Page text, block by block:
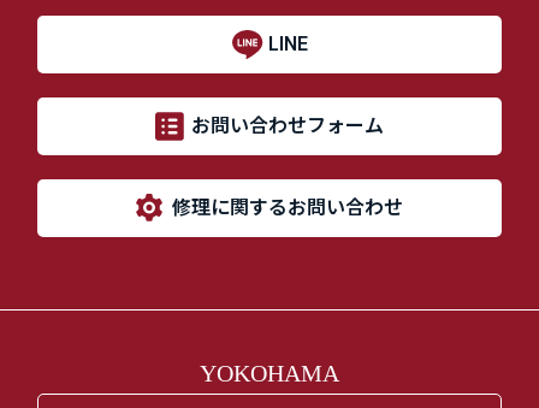
LINE
お問い合わせフォーム
修理に関するお問い合わせ
YOKOHAMA